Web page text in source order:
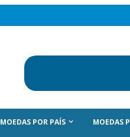
MOEDAS POR PAÍS MOEDAS